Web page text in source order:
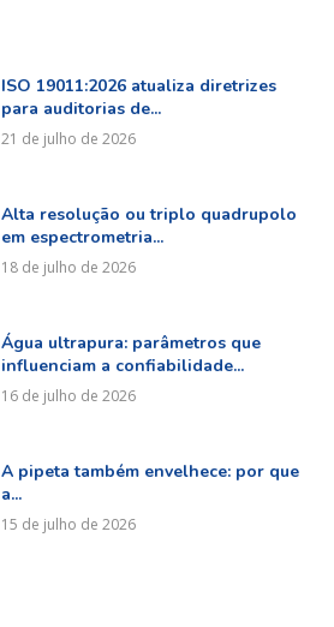
ISO 19011:2026 atualiza diretrizes
para auditorias de...
21 de julho de 2026
Alta resolução ou triplo quadrupolo
em espectrometria...
18 de julho de 2026
Água ultrapura: parâmetros que
influenciam a confiabilidade...
16 de julho de 2026
A pipeta também envelhece: por que
a...
15 de julho de 2026